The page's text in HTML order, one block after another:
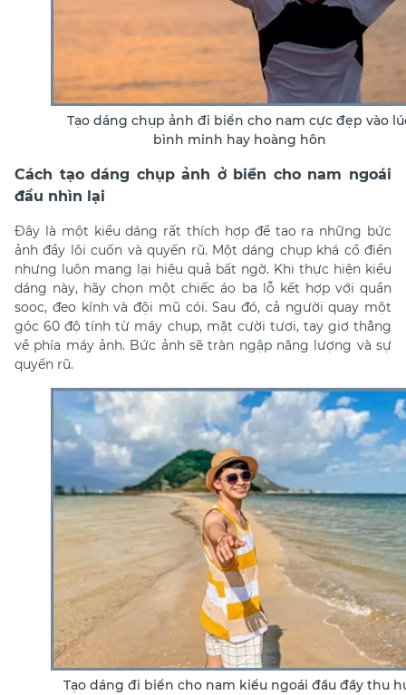
Tạo dáng chụp ảnh đi biển cho nam cực đẹp vào
bình minh hay hoàng hôn
Cách tạo dáng chụp ảnh ở biển cho nam ngoái
đầu nhìn lại
Đây là một kiểu dáng rất thích hợp để tạo ra những bức
ảnh đầy lôi cuốn và quyến rũ. Một dáng chụp khá cổ điển
nhưng luôn mang lại hiệu quả bất ngờ. Khi thực hiện kiểu
dáng này, hãy chọn một chiếc áo ba lỗ kết hợp với quần
sooc, đeo kính và đội mũ cói. Sau đó, cả người quay một
góc 60 độ tính từ máy chụp, mặt cười tươi, tay giơ thẳng
về phía máy ảnh. Bức ảnh sẽ tràn ngập năng lượng và sự
quyến rũ.
Tạo dáng đi biển cho nam kiểu ngoái đầu đầy thu